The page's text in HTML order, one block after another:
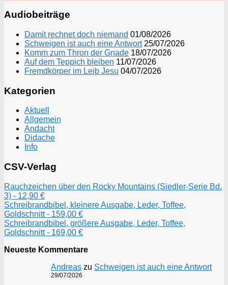
Audiobeiträge
Damit rechnet doch niemand 01/08/2026
Schweigen ist auch eine Antwort 25/07/2026
Komm zum Thron der Gnade 18/07/2026
Auf dem Teppich bleiben 11/07/2026
Fremdkörper im Leib Jesu 04/07/2026
Kategorien
Aktuell
Allgemein
Andacht
Didache
Info
CSV-Verlag
Rauchzeichen über den Rocky Mountains (Siedler-Serie Bd.
3) - 12,90 €
Schreibrandbibel, kleinere Ausgabe, Leder, Toffee,
Goldschnitt - 159,00 €
Schreibrandbibel, größere Ausgabe, Leder, Toffee,
Goldschnitt - 169,00 €
Neueste Kommentare
Andreas zu Schweigen ist auch eine Antwort
29/07/2026